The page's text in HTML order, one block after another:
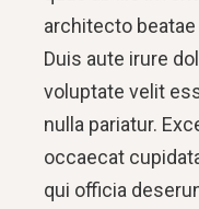
architecto
Duis aute irure
voluptate velit
nulla pariatur.
occaecat
qui officia